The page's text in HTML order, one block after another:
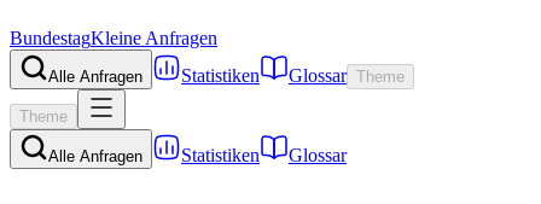
BundestagKleine Anfragen
Alle Anfragen Statistiken Glossar Theme
Theme
Alle Anfragen Statistiken Glossar